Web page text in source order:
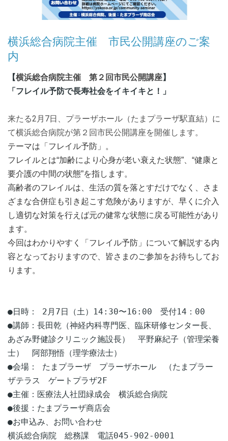
2022.07.25
第19回青葉区認知症勉強会のお知らせ
2022.06.01
第18回青葉区認知症勉強会のお知らせ
2016.09.01
ホームページが公開されました。
横浜総合病院主催 市民公開講座のご案
内
【横浜総合病院主催 第２回市民公開講座】
「フレイル予防で長寿社会をイキイキと！」
来たる2月7日、プラーザホール（たまプラーザ駅直結）に
て横浜総合病院が第２回市民公開講座を開催します。
テーマは「フレイル予防」。
フレイルとは“加齢により心身が老い衰えた状態”、“健康と
要介護の中間の状態”を指します。
高齢者のフレイルは、生活の質を落とすだけでなく、さま
ざまな合併症も引き起こす危険がありますが、早くに介入
し適切な対策を行えば元の健常な状態に戻る可能性があり
ます。
今回はわかりやすく「フレイル予防」について解説する内
容となっておりますので、皆さまのご参加をお待ちしてお
ります。
●日時： 2月7日（土）14:30〜16:00 受付14：00
●講師：長田乾（神経内科専門医、臨床研修センター長、
あざみ野健診クリニック施設長） 平野麻紀子（管理栄養
士） 阿部翔悟（理学療法士）
●会場： たまプラーザ プラーザホール （たまプラー
ザテラス ゲートプラザ2F
●主催：医療法人社団緑成会 横浜総合病院
●後援：たまプラーザ商店会
●お申込み、お問い合わせ
横浜総合病院 総務課 電話045-902-0001